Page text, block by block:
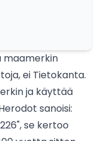
maamerkin
ei Tietokanta.
ja käyttää
sanoisi:
se kertoo